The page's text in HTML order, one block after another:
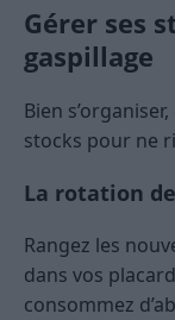
Gérer ses
gaspillage
Bien
stocks pour ne
La rotation
Rangez les
dans vos
consommez